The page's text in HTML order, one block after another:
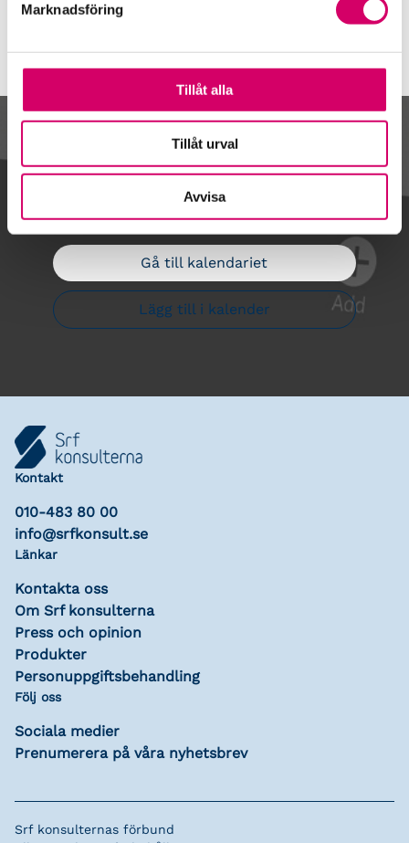
Marknadsföring
Tillåt alla
Tillåt urval
Avvisa
Gå till kalendariet
Lägg till i kalender
Kontakt
010-483 80 00
info@srfkonsult.se
Länkar
Kontakta oss
Om Srf konsulterna
Press och opinion
Produkter
Personuppgiftsbehandling
Följ oss
Sociala medier
Prenumerera på våra nyhetsbrev
Srf konsulternas förbund